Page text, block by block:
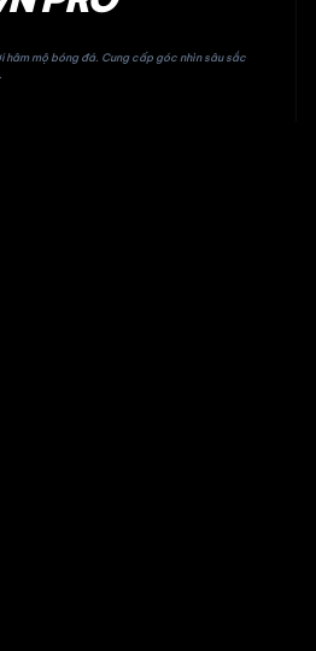
hâm mộ bóng đá. Cung cấp góc nhìn sâu sắc